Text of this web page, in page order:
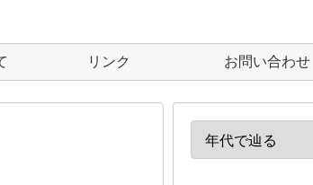
リンク お問い合わせ